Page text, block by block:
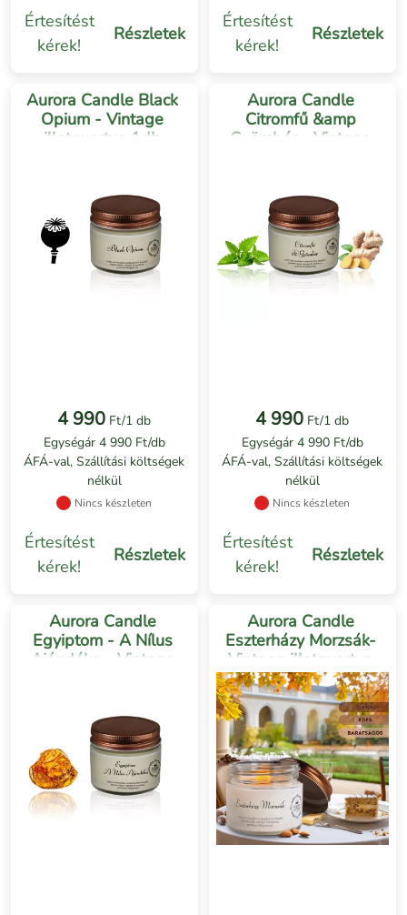
Értesítést
kérek!
Részletek
Értesítést
kérek!
Részletek
Aurora Candle Black
Opium - Vintage
illatgyertya 1db
4 990 Ft/1 db
Egységár 4 990 Ft/db
ÁFÁ-val, Szállítási költségek
nélkül
Nincs készleten
Értesítést
kérek!
Részletek
Aurora Candle
Citromfű &amp
Gyömbér - Vintage
4 990 Ft/1 db
Egységár 4 990 Ft/db
ÁFÁ-val, Szállítási költségek
nélkül
Nincs készleten
Értesítést
kérek!
Részletek
Aurora Candle
Egyiptom - A Nílus
Ajándéka - Vintage
Aurora Candle
Eszterházy Morzsák-
Vintage illatgyertya
1db